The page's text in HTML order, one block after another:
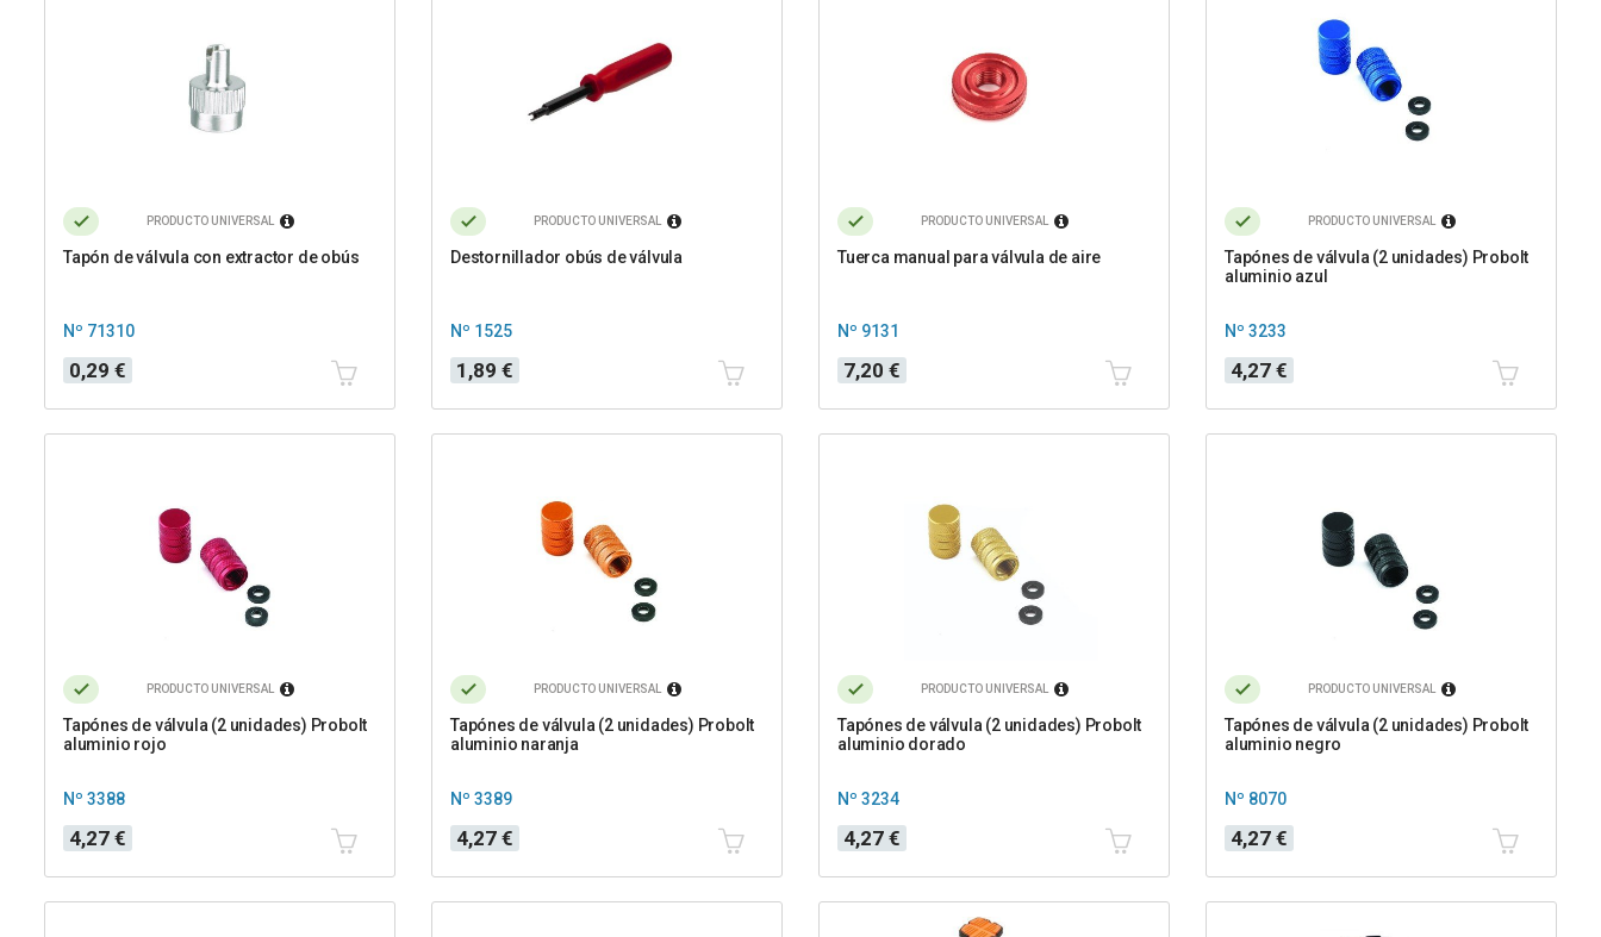
PRODUCTO UNIVERSAL
Tapón de válvula con extractor de obús
Nº 71310
Precio
0,29 €
PRODUCTO UNIVERSAL
Destornillador obús de válvula
Nº 1525
Precio
1,89 €
PRODUCTO UNIVERSAL
Tuerca manual para válvula de aire
Nº 9131
Precio
7,20 €
PRODUCTO UNIVERSAL
Tapónes de válvula (2 unidades) Probolt
aluminio azul
Nº 3233
Precio
4,27 €
PRODUCTO UNIVERSAL
Tapónes de válvula (2 unidades) Probolt
aluminio rojo
Nº 3388
Precio
4,27 €
PRODUCTO UNIVERSAL
Tapónes de válvula (2 unidades) Probolt
aluminio naranja
Nº 3389
Precio
4,27 €
PRODUCTO UNIVERSAL
Tapónes de válvula (2 unidades) Probolt
aluminio dorado
Nº 3234
Precio
4,27 €
PRODUCTO UNIVERSAL
Tapónes de válvula (2 unidades) Probolt
aluminio negro
Nº 8070
Precio
4,27 €